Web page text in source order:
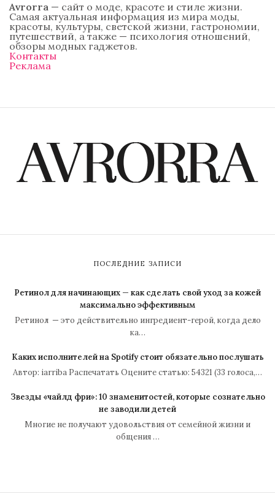
Avrorra — сайт о моде, красоте и стиле жизни.
Самая актуальная информация из мира моды,
красоты, культуры, светской жизни, гастрономии,
путешествий, а также — психология отношений,
обзоры модных гаджетов.
Контакты
Реклама
ПОСЛЕДНИЕ ЗАПИСИ
Ретинол для начинающих — как сделать свой уход за кожей
максимально эффективным
Ретинол — это действительно ингредиент-герой, когда дело
ка…
Каких исполнителей на Spotify стоит обязательно послушать
Автор: iarriba Распечатать Оцените статью: 54321 (33 голоса,…
Звезды «чайлд фри»: 10 знаменитостей, которые сознательно
не заводили детей
Многие не получают удовольствия от семейной жизни и
общения …